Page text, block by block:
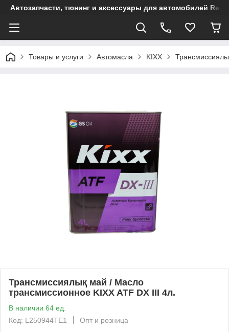
Автозапчасти, тюнинг и аксессуары для автомобилей
Товары и услуги Автомасла KIXX
Трансмиссиялық май / Масло
трансмиссионное KIXX ATF DX ІІІ 4л.
В наличии 64 ед.
Код: L250944TE1
Опт и розница